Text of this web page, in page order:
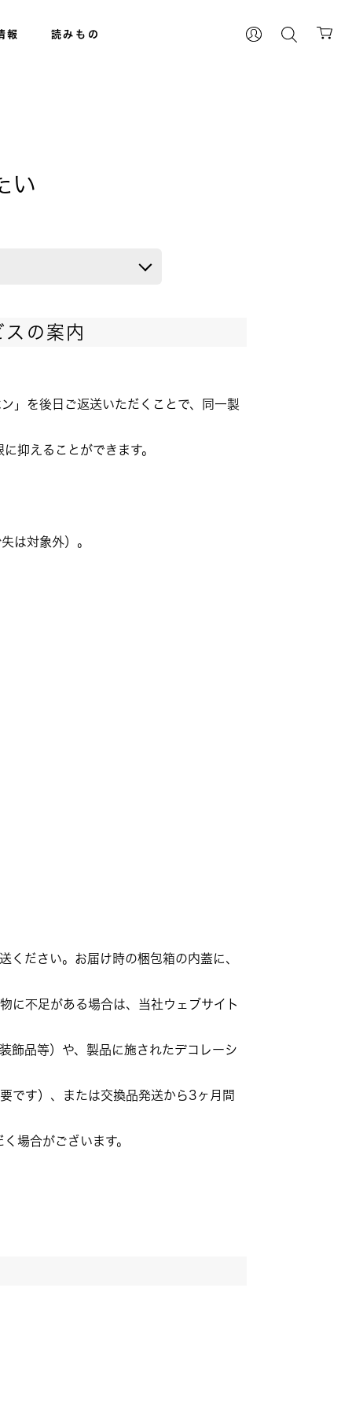
報 読みもの
い
の案内
」を後日ご返送いただくことで、同一製
抑えることができます。
は対象外）。
ださい。お届け時の梱包箱の内蓋に、
に不足がある場合は、当社ウェブサイト
飾品等）や、製品に施されたデコレーシ
です）、または交換品発送から3ヶ月間
場合がございます。